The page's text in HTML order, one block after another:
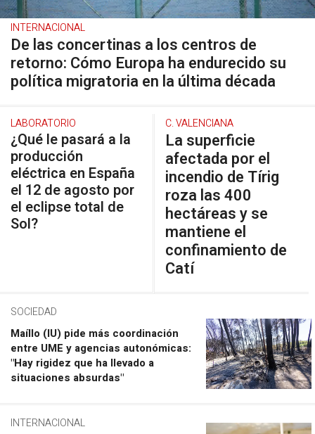
INTERNACIONAL
De las concertinas a los centros de
retorno: Cómo Europa ha endurecido su
política migratoria en la última década
LABORATORIO
¿Qué le pasará a la
producción
eléctrica en España
el 12 de agosto por
el eclipse total de
Sol?
C. VALENCIANA
La superficie
afectada por el
incendio de Tírig
roza las 400
hectáreas y se
mantiene el
confinamiento de
Catí
SOCIEDAD
Maíllo (IU) pide más coordinación
entre UME y agencias autonómicas:
"Hay rigidez que ha llevado a
situaciones absurdas"
INTERNACIONAL